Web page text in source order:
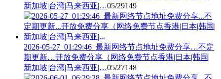
新加坡|台湾|马来西亚|…05/29149
2026-05-27_01:29:46_最新网络节点地址免费分享…不定
期更新…开放免费分享（网络免费节点香港|日本|韩国|
新加坡|台湾|马来西亚|…05/27148